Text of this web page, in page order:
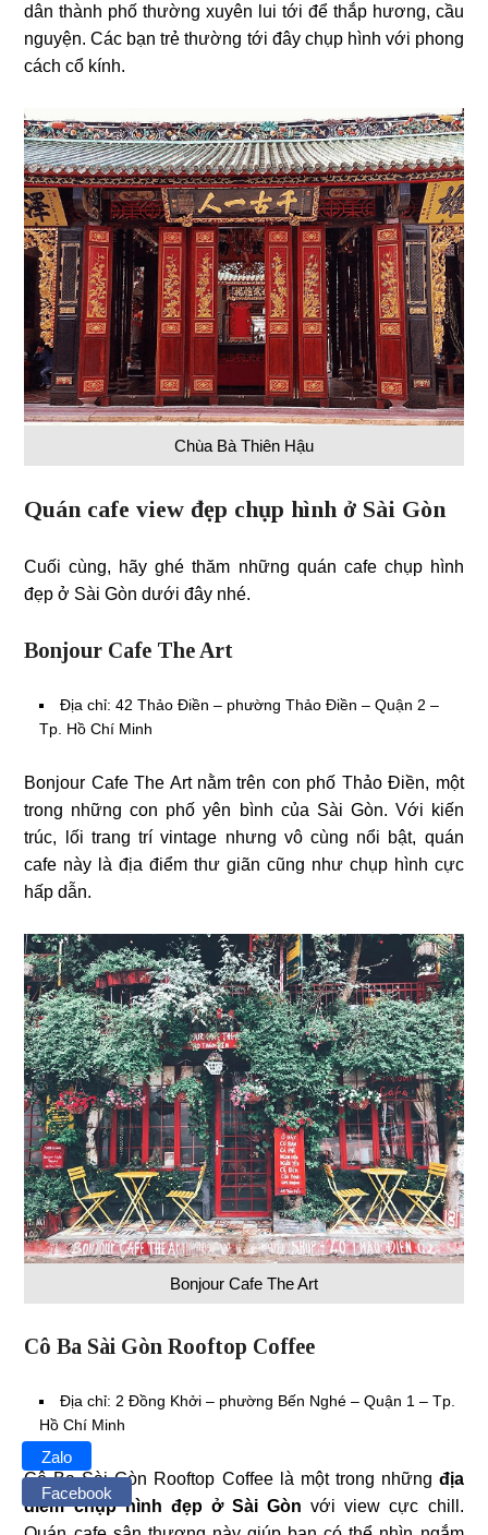
dân thành phố thường xuyên lui tới để thắp hương, cầu
nguyện. Các bạn trẻ thường tới đây chụp hình với phong
cách cổ kính.
Chùa Bà Thiên Hậu
Quán cafe view đẹp chụp hình ở Sài Gòn
Cuối cùng, hãy ghé thăm những quán cafe chụp hình
đẹp ở Sài Gòn dưới đây nhé.
Bonjour Cafe The Art
Địa chỉ: 42 Thảo Điền – phường Thảo Điền – Quận 2 –
Tp. Hồ Chí Minh
Bonjour Cafe The Art nằm trên con phố Thảo Điền, một
trong những con phố yên bình của Sài Gòn. Với kiến
trúc, lối trang trí vintage nhưng vô cùng nổi bật, quán
cafe này là địa điểm thư giãn cũng như chụp hình cực
hấp dẫn.
Bonjour Cafe The Art
Cô Ba Sài Gòn Rooftop Coffee
Địa chỉ: 2 Đồng Khởi – phường Bến Nghé – Quận 1 – Tp.
Hồ Chí Minh
Cô Ba Sài Gòn Rooftop Coffee là một trong những địa
điểm chụp hình đẹp ở Sài Gòn với view cực chill.
Zalo
Facebook